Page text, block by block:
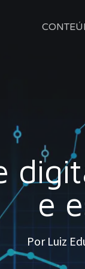
e
Por Luiz